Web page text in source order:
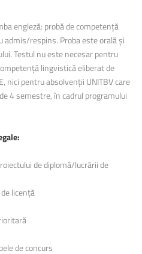
engleză: probă de competență
respins. Proba este orală și
Testul nu este necesar pentru
lingvistică eliberat de
nici pentru absolvenții UNITBV care
4 semestre, în cadrul programului
de diplomă/lucrării de
licență
de concurs